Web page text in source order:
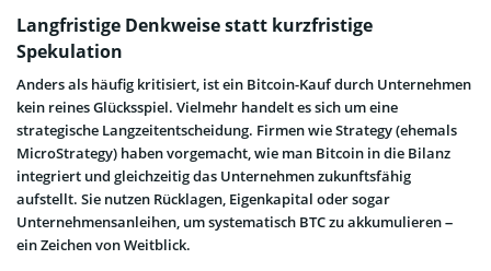
Langfristige Denkweise statt kurzfristige
Spekulation
Anders als häufig kritisiert, ist ein Bitcoin-Kauf durch Unternehmen
kein reines Glücksspiel. Vielmehr handelt es sich um eine
strategische Langzeitentscheidung. Firmen wie Strategy (ehemals
MicroStrategy) haben vorgemacht, wie man Bitcoin in die Bilanz
integriert und gleichzeitig das Unternehmen zukunftsfähig
aufstellt. Sie nutzen Rücklagen, Eigenkapital oder sogar
Unternehmensanleihen, um systematisch BTC zu akkumulieren –
ein Zeichen von Weitblick.